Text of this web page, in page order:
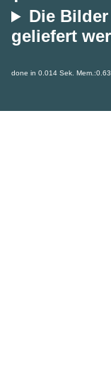
Die
geliefert
done in 0.014 Sek.